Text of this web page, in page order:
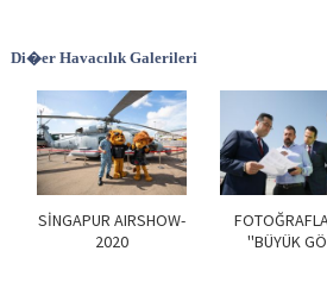
Di�er Havacılık Galerileri
SİNGAPUR AIRSHOW-
2020
''BÜYÜK